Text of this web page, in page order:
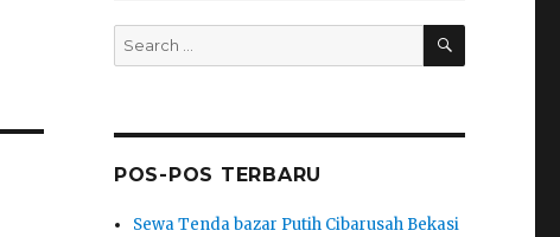
Search
for:
SEARCH
POS-POS TERBARU
Sewa Tenda bazar Putih Cibarusah Bekasi